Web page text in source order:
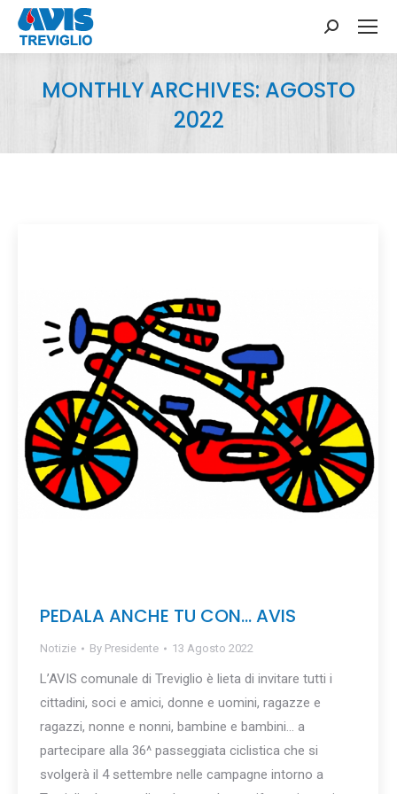
Search:
MONTHLY ARCHIVES: AGOSTO
2022
PEDALA ANCHE TU CON… AVIS
Notizie By Presidente 13 Agosto 2022
L’AVIS comunale di Treviglio è lieta di invitare tutti i
cittadini, soci e amici, donne e uomini, ragazze e
ragazzi, nonne e nonni, bambine e bambini… a
partecipare alla 36^ passeggiata ciclistica che si
svolgerà il 4 settembre nelle campagne intorno a